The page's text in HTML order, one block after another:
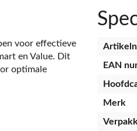
voor effectieve
en Value. Dit
optimale
EAN
Merk